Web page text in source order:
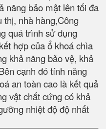
năng bảo mật lên tối đa
thị, nhà hàng,Công
quá trình sử dụng
hợp của ổ khoá chìa
khả năng bảo vệ, khả
cạnh đó tính năng
an toàn cao là kết quả
vật chất cứng có khả
nhiệt độ độ nhất